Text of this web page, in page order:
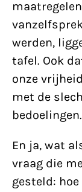
werden,
tafel. Ook
onze
met de
bedoelingen.
En ja, wat
vraag die
gesteld: